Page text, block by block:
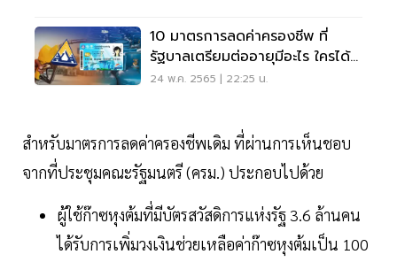
10 มาตรการลดค่าครองชีพ ที่
รัฐบาลเตรียมต่ออายุมีอะไร ใครได้
บ้าง
24 พ.ค. 2565 | 22:25 น.
สำหรับมาตรการลดค่าครองชีพเดิม ที่ผ่านการเห็นชอบ
จากที่ประชุมคณะรัฐมนตรี (ครม.) ประกอบไปด้วย
ผู้ใช้ก๊าซหุงต้มที่มีบัตรสวัสดิการแห่งรัฐ 3.6 ล้านคน
ได้รับการเพิ่มวงเงินช่วยเหลือค่าก๊าซหุงต้มเป็น 100